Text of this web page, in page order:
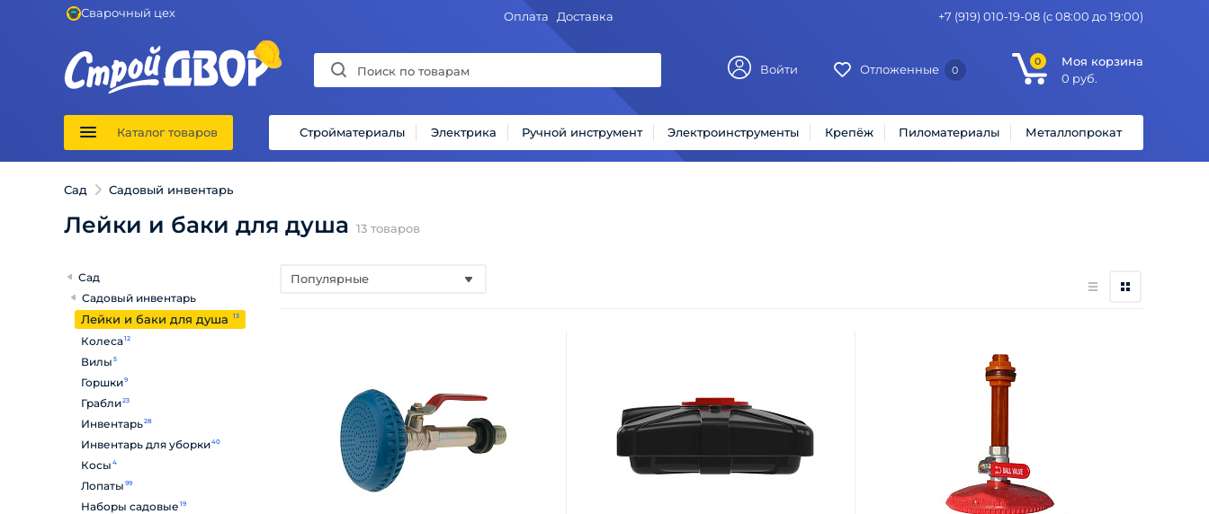
Сварочный цех Оплата Доставка +7 (919) 010-19-08 (с 08:00 до 19:00)
Войти Отложенные 0
0
Моя корзина
0 руб.
Каталог товаров Стройматериалы Электрика Ручной инструмент Электроинструменты Крепёж Пиломатериалы Металлопрокат
Сад Садовый инвентарь
Лейки и баки для душа 13 товаров
Сад
Садовый инвентарь
Лейки и баки для душа 13
Колеса12
Вилы 5
Горшки9
Грабли23
Инвентарь28
Инвентарь для уборки40
Косы 4
Лопаты 99
Наборы садовые 19
Популярные